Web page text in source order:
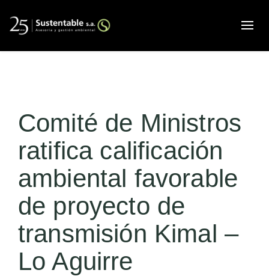
Comité de Ministros
ratifica calificación
ambiental favorable
de proyecto de
transmisión Kimal –
Lo Aguirre